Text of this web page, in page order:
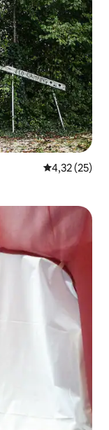
4,32 ud af 5
4,32 (25)